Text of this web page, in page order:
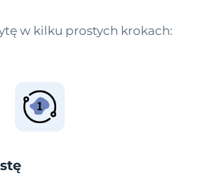
w kilku prostych krokach: